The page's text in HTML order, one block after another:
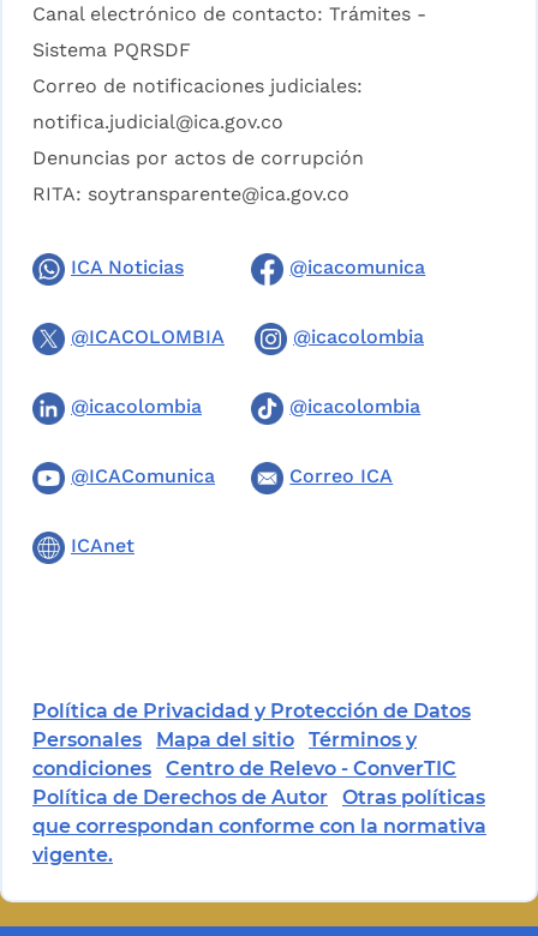
Canal electrónico de contacto: Trámites -
Sistema PQRSDF
Correo de notificaciones judiciales:
notifica.judicial@ica.gov.co
Denuncias por actos de corrupción
RITA: soytransparente@ica.gov.co
ICA Noticias @icacomunica
@ICACOLOMBIA @icacolombia
@icacolombia @icacolombia
@ICAComunica Correo ICA
ICAnet
Política de Privacidad y Protección de Datos
Personales
Mapa del sitio
Términos y
condiciones
Centro de Relevo - ConverTIC
Política de Derechos de Autor
Otras políticas
que correspondan conforme con la normativa
vigente.